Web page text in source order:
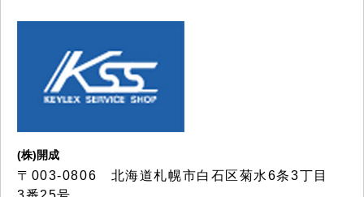
(株)開成
〒003-0806 北海道札幌市白石区菊水6条3丁目